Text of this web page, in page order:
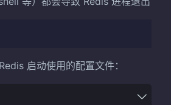
启动使用的配置文件：